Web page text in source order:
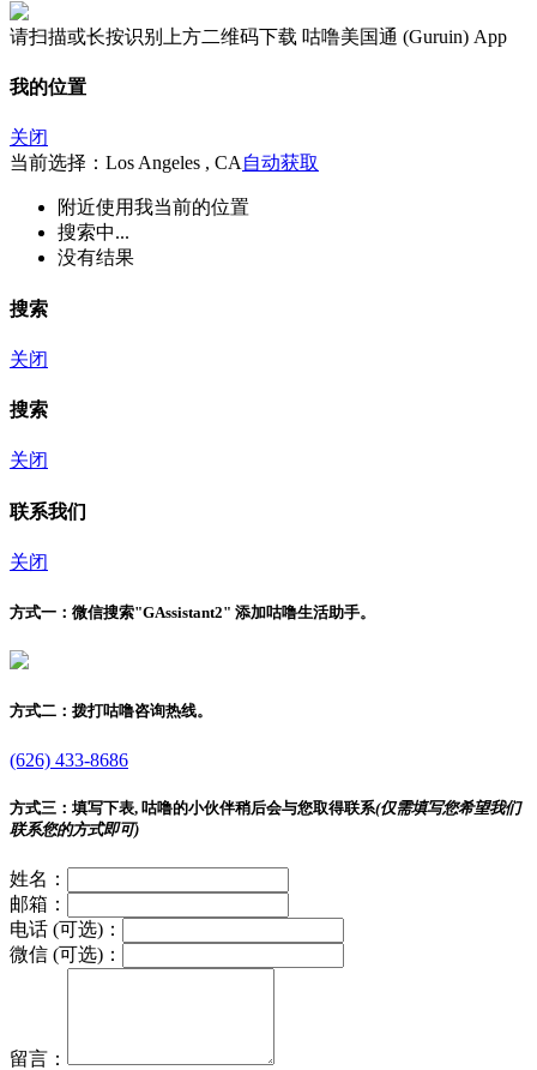
请扫描或长按识别上方二维码下载 咕噜美国通 (Guruin) App
我的位置
关闭
当前选择：Los Angeles , CA 自动获取
附近使用我当前的位置
搜索中...
没有结果
搜索
关闭
搜索
关闭
联系我们
关闭
方式一： 微信搜索"GAssistant2" 添加咕噜生活助手。
方式二： 拨打咕噜咨询热线。
(626) 433-8686
方式三： 填写下表, 咕噜的小伙伴稍后会与您取得联系(仅需填写您希望我们
联系您的方式即可)
姓名：
邮箱：
电话 (可选)：
微信 (可选)：
留言：